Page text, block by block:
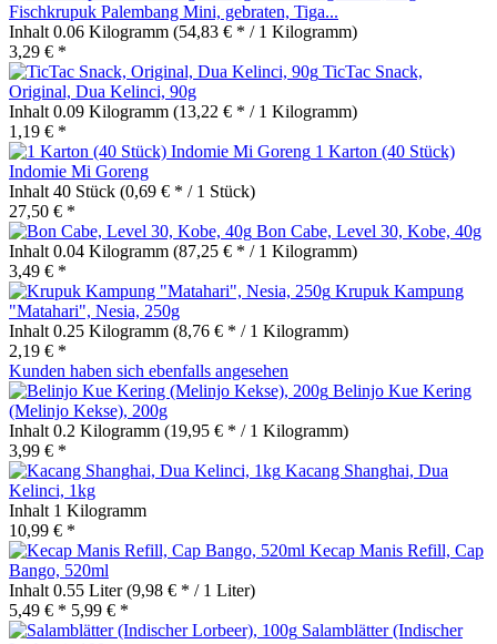
Fischkrupuk Palembang Mini, gebraten, Tiga...
Inhalt 0.06 Kilogramm (54,83 € * / 1 Kilogramm)
3,29 € *
TicTac Snack,
Original, Dua Kelinci, 90g
Inhalt 0.09 Kilogramm (13,22 € * / 1 Kilogramm)
1,19 € *
1 Karton (40 Stück)
Indomie Mi Goreng
Inhalt 40 Stück (0,69 € * / 1 Stück)
27,50 € *
Bon Cabe, Level 30, Kobe, 40g
Inhalt 0.04 Kilogramm (87,25 € * / 1 Kilogramm)
3,49 € *
Krupuk Kampung
"Matahari", Nesia, 250g
Inhalt 0.25 Kilogramm (8,76 € * / 1 Kilogramm)
2,19 € *
Kunden haben sich ebenfalls angesehen
Belinjo Kue Kering
(Melinjo Kekse), 200g
Inhalt 0.2 Kilogramm (19,95 € * / 1 Kilogramm)
3,99 € *
Kacang Shanghai, Dua
Kelinci, 1kg
Inhalt 1 Kilogramm
10,99 € *
Kecap Manis Refill, Cap
Bango, 520ml
Inhalt 0.55 Liter(9,98 € * / 1 Liter)
5,49 € * 5,99 € *
Salamblätter (Indischer